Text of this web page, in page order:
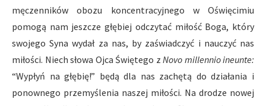
męczenników obozu koncentracyjnego w Oświęcimiu
pomogą nam jeszcze głębiej odczytać miłość Boga, który
swojego Syna wydał za nas, by zaświadczyć i nauczyć nas
miłości. Niech słowa Ojca Świętego z Novo millennio ineunte:
“Wypłyń na głębię!” będą dla nas zachętą do działania i
ponownego przemyślenia naszej miłości. Na drodze nowej